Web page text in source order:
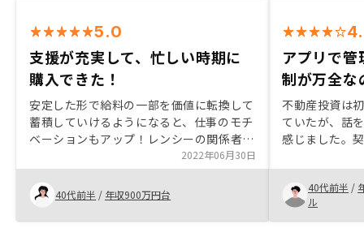
5.0
支援が充実して、忙しい時期に
購入できた！
安定した形で給料の一部を価値に転換して
蓄積していけるようになると、仕事のモチ
ベーションもアップ！レンシーの関係者も
知識が深く、安心して物件の選択ができま
す。申請もとても効率よく進行できるよ
う、支援していただくので不便なく進行で
きてとてもよかったです。
2022年06月30日
40代前半 / 年収900万円台
アプリで
制が万全な
不動産投資は
ていたが、話
感じました。
してくれて、
す。アプリで
りやすくて魅
40代前半 /
ル